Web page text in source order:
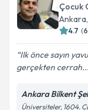
Kişisel
Metni'ni
Çocuk
Ankara
4.7 (6
Ilk önce sayın
gerçekten cerrah...
Ankara Bilkent
Üniversiteler, 1604.